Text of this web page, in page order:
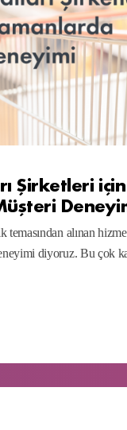
Şirketleri
alınan
diyoruz. Bu çok